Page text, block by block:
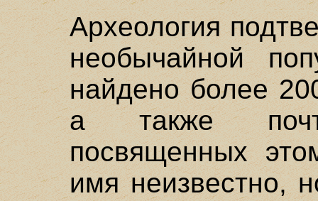
Археология
необычайной
найдено более
а также
посвященных
имя неизвестно,